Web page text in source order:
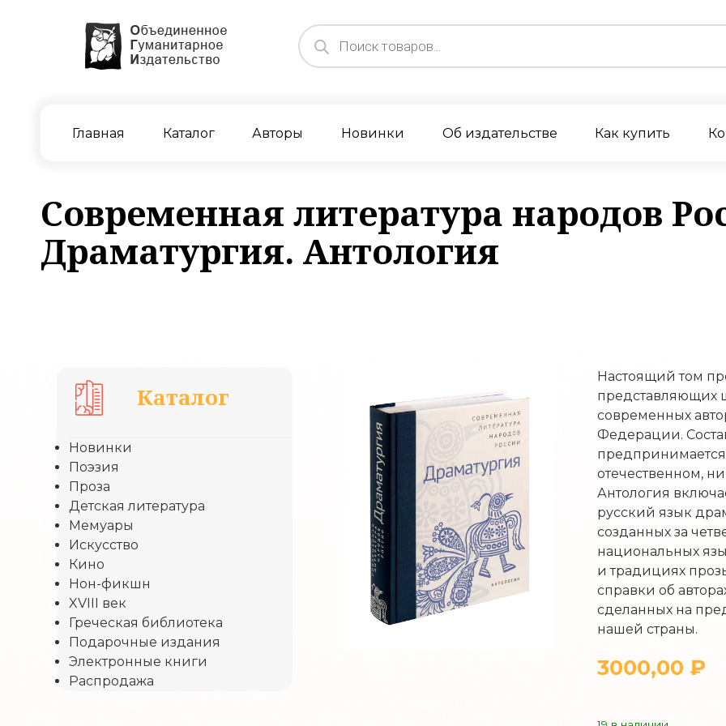
Поиск
товаров
Главная Каталог Авторы Новинки Об издательстве Как купить
Современная литература народов
Драматургия. Антология
Настоящий том
представляющих
современных
Федерации.
отечественном,
Антология
русский язык
созданных за
национальных
и традициях
справки об
сделанных на
нашей страны.
3000,00 ₽
Каталог
Новинки
Поэзия
Проза
Детская литература
Мемуары
Искусство
Кино
Нон-фикшн
XVIII век
Греческая библиотека
Подарочные издания
Электронные книги
Распродажа